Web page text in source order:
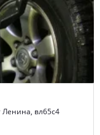
Ленина, вл65с4